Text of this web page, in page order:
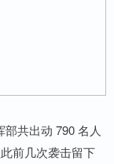
共出动 790 名人
前几次袭击留下